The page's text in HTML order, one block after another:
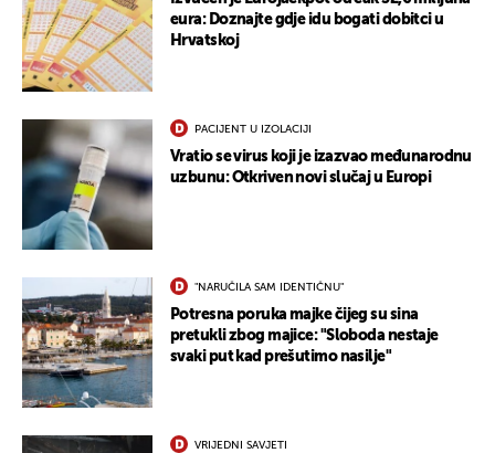
eura: Doznajte gdje idu bogati dobitci u
Hrvatskoj
PACIJENT U IZOLACIJI
Vratio se virus koji je izazvao međunarodnu
uzbunu: Otkriven novi slučaj u Europi
"NARUČILA SAM IDENTIČNU"
Potresna poruka majke čijeg su sina
pretukli zbog majice: "Sloboda nestaje
svaki put kad prešutimo nasilje"
VRIJEDNI SAVJETI